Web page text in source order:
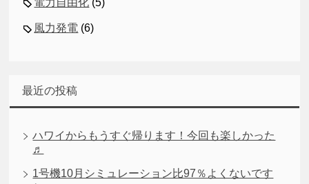
電力自由化 (5)
風力発電 (6)
最近の投稿
ハワイからもうすぐ帰ります！今回も楽しかった
♬
1号機10月シミュレーション比97％よくないです